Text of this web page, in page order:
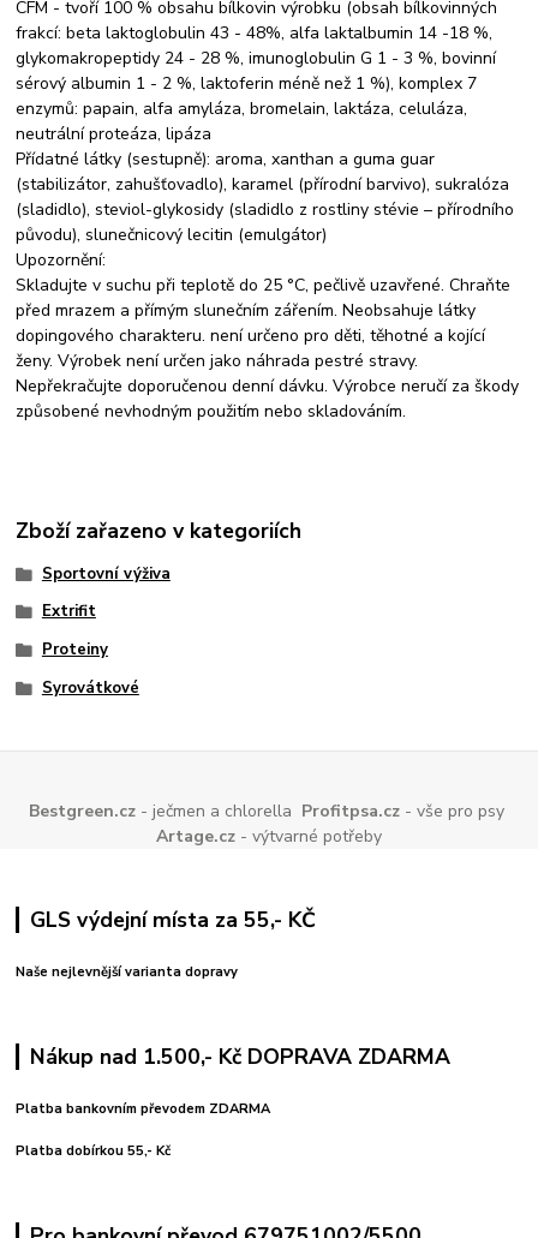
CFM - tvoří 100 % obsahu bílkovin výrobku (obsah bílkovinných
frakcí: beta laktoglobulin 43 - 48%, alfa laktalbumin 14 -18 %,
glykomakropeptidy 24 - 28 %, imunoglobulin G 1 - 3 %, bovinní
sérový albumin 1 - 2 %, laktoferin méně než 1 %), komplex 7
enzymů: papain, alfa amyláza, bromelain, laktáza, celuláza,
neutrální proteáza, lipáza
Přídatné látky (sestupně): aroma, xanthan a guma guar
(stabilizátor, zahušťovadlo), karamel (přírodní barvivo), sukralóza
(sladidlo), steviol-glykosidy (sladidlo z rostliny stévie – přírodního
původu), slunečnicový lecitin (emulgátor)
Upozornění:
Skladujte v suchu při teplotě do 25 °C, pečlivě uzavřené. Chraňte
před mrazem a přímým slunečním zářením. Neobsahuje látky
dopingového charakteru. není určeno pro děti, těhotné a kojící
ženy. Výrobek není určen jako náhrada pestré stravy.
Nepřekračujte doporučenou denní dávku. Výrobce neručí za škody
způsobené nevhodným použitím nebo skladováním.
Zboží zařazeno v kategoriích
Sportovní výživa
Extrifit
Proteiny
Syrovátkové
Bestgreen.cz - ječmen a chlorella Profitpsa.cz - vše pro psy
Artage.cz - výtvarné potřeby
GLS výdejní místa za 55,- KČ
Naše nejlevnější varianta dopravy
Nákup nad 1.500,- Kč DOPRAVA ZDARMA
Platba bankovním převodem ZDARMA
Platba dobírkou 55,- Kč